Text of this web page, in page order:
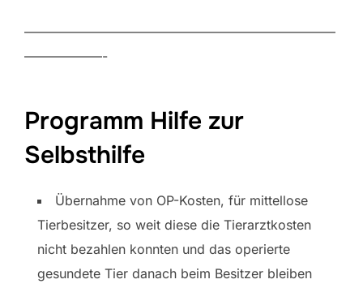
————————————————————————
——————-
Programm Hilfe zur
Selbsthilfe
Übernahme von OP-Kosten, für mittellose
Tierbesitzer, so weit diese die Tierarztkosten
nicht bezahlen konnten und das operierte
gesundete Tier danach beim Besitzer bleiben